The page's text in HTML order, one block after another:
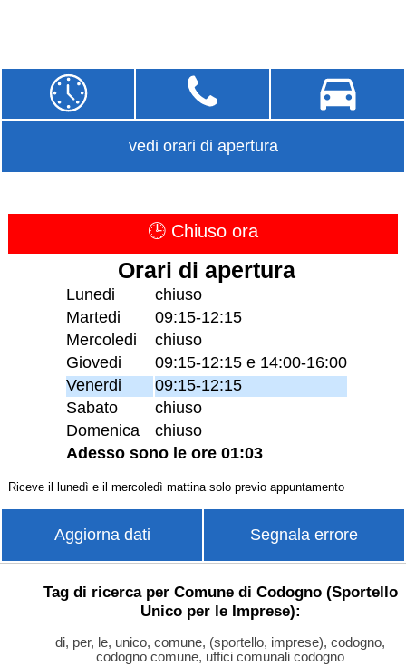
vedi orari di apertura
🕒 Chiuso ora
Orari di apertura
Lunedi
chiuso
Martedi
09:15-12:15
Mercoledi
chiuso
Giovedi
09:15-12:15 e 14:00-16:00
Venerdi
09:15-12:15
Sabato
chiuso
Domenica
chiuso
Adesso sono le ore 01:03
Riceve il lunedì e il mercoledì mattina solo previo appuntamento
Aggiorna dati Segnala errore
Tag di ricerca per Comune di Codogno (Sportello
Unico per le Imprese):
di, per, le, unico, comune, (sportello, imprese), codogno,
codogno comune, uffici comunali codogno